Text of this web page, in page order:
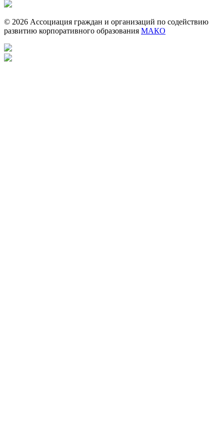
© 2026 Ассоциация граждан и организаций по содействию
развитию корпоративного образования МАКО